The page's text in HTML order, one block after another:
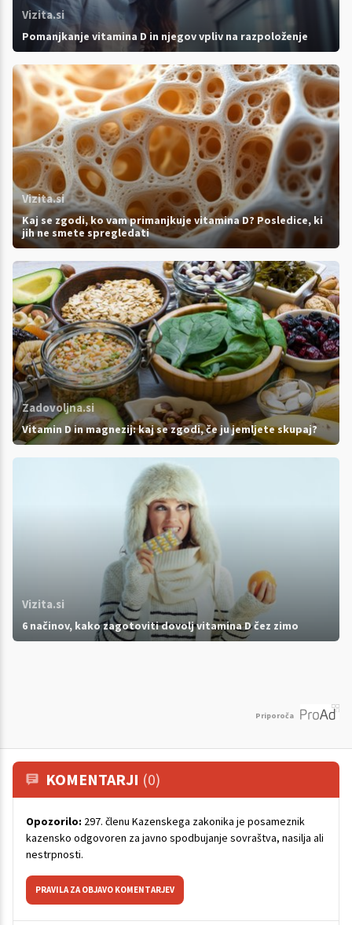
Vizita.si
Pomanjkanje vitamina D in njegov vpliv na razpoloženje
Vizita.si
Kaj se zgodi, ko vam primanjkuje vitamina D? Posledice, ki
jih ne smete spregledati
Zadovoljna.si
Vitamin D in magnezij: kaj se zgodi, če ju jemljete skupaj?
Vizita.si
6 načinov, kako zagotoviti dovolj vitamina D čez zimo
Priporoča
KOMENTARJI (0)
Opozorilo: 297. členu Kazenskega zakonika je posameznik
kazensko odgovoren za javno spodbujanje sovraštva, nasilja ali
nestrpnosti.
PRAVILA ZA OBJAVO KOMENTARJEV